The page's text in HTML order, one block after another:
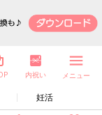
妊活
内祝い メニュー